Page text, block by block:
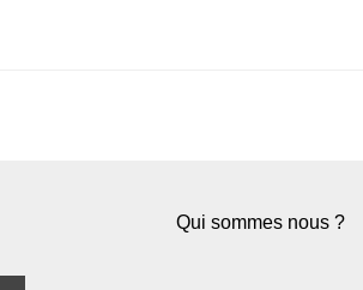
Qui sommes nous ?